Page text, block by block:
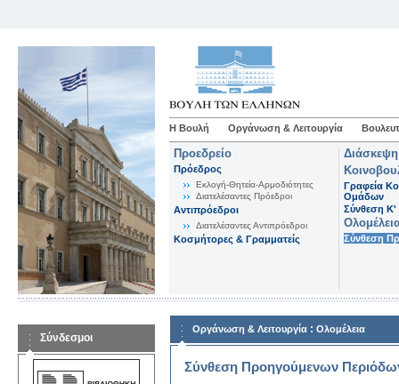
Η Βουλή Οργάνωση & Λειτουργία
Προεδρείο
Πρόεδρος
Εκλογή-Θητεία-Αρμοδιότητες
Διατελέσαντες Πρόεδροι
Αντιπρόεδροι
Διατελέσαντες Αντιπρόεδροι
Κοσμήτορες & Γραμματείς
Γραφεία
Ομάδων
Σύνθεση K'
Σύνθεση
Σύνδεσμοι
Οργάνωση & Λειτουργία : Ολομέλεια
Σύνθεση Προηγούμενων